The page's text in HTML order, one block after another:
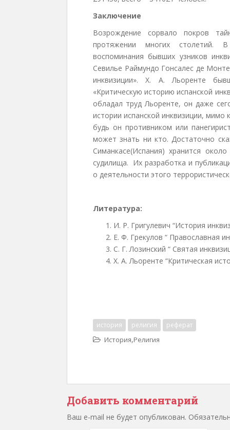
Заключение
Возрождение сорвало покров
протяжении многих столетий. В
воспоминания бывших узников
Севилье Раймундо Гонсалес де
инквизиции». Х. А. Льоренте
«Критическую историю испанской
обладал труд Льоренте, он даже
истории испанской инквизиции,
будь он противником или
может знать ни кто. Достаточно
Симанкасе(Испания) хранится
судилища. Их разработка и
о деятельности этого
Литература:
И. Р. Григулевич “История
Е. Ф. Грекулов “ Православная
С. Г. Лозинский “ Святая
Х. А. Льоренте “Критическая
история религия реферат
История,Религия
Добавить комментарий
Ваш e-mail не будет опубликован.